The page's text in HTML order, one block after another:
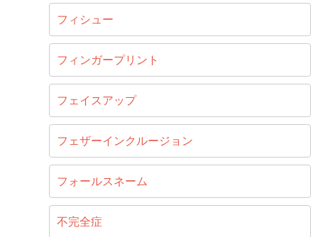
フィシュー
フィンガープリント
フェイスアップ
フェザーインクルージョン
フォールスネーム
不完全症